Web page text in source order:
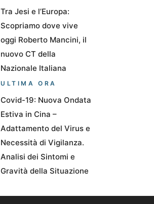
Tra Jesi e l’Europa:
Scopriamo dove vive
oggi Roberto Mancini, il
nuovo CT della
Nazionale Italiana
ULTIMA ORA
Covid-19: Nuova Ondata
Estiva in Cina –
Adattamento del Virus e
Necessità di Vigilanza.
Analisi dei Sintomi e
Gravità della Situazione